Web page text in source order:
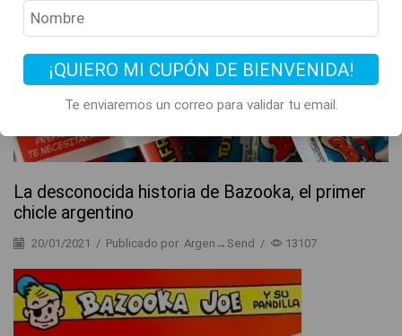
¡QUIERO MI CUPÓN DE BIENVENIDA!
Te enviaremos un correo para validar tu email.
Historia y Curiosidades
La desconocida historia de Bazooka, el primer
chicle argentino
20/01/2021 / Publicado por Argen→Send / 13107